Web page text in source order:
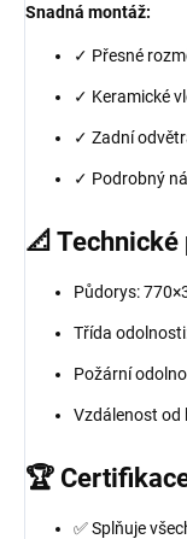
Snadná montáž:
✓ Přesné
✓ Keramické
✓ Zadní
✓ Podrobný
📐
Půdorys:
Třída
Požární
Vzdálenost od
🏆
✅ Splňuje